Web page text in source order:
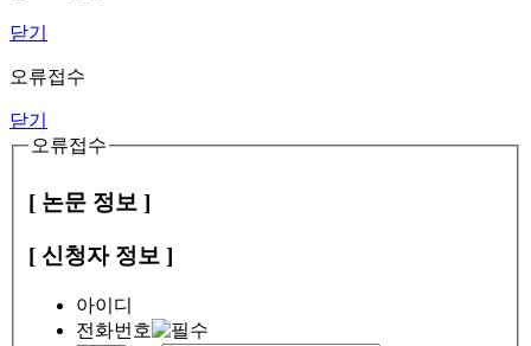
닫기
오류접수
닫기
오류접수
[ 논문 정보 ]
[ 신청자 정보 ]
아이디
전화번호